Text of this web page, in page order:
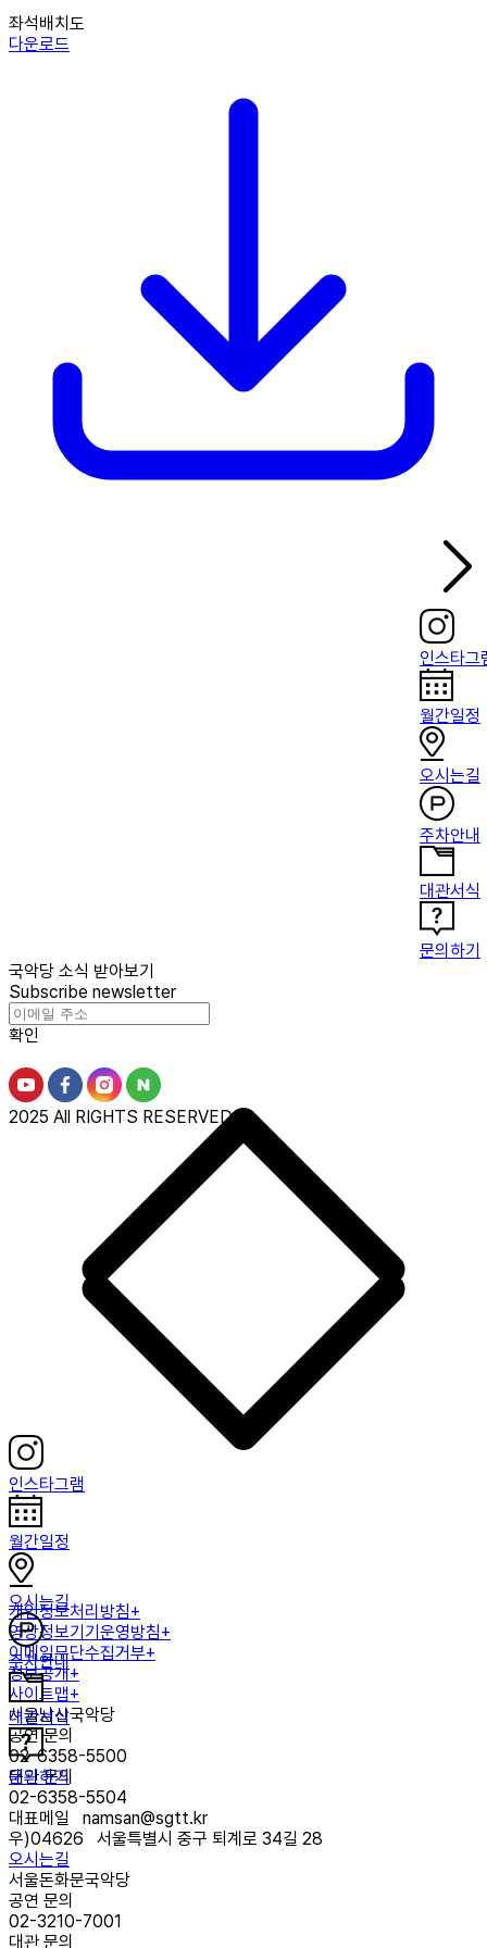
좌석배치도
다운로드
인스타그
월간일정
오시는길
주차안내
대관서식
문의하기
인스타그램
월간일정
오시는길
주차안내
대관서식
문의하기
국악당 소식 받아보기
Subscribe newsletter
확인
2025 All RIGHTS RESERVED.
개인정보처리방침+
영상정보기기운영방침+
이메일무단수집거부+
정보공개+
사이트맵+
서울남산국악당
공연 문의
02-6358-5500
대관 문의
02-6358-5504
대표메일 namsan@sgtt.kr
우)04626
서울특별시 중구 퇴계로 34길 28
오시는길
서울돈화문국악당
공연 문의
02-3210-7001
대관 문의